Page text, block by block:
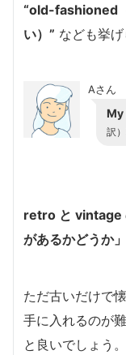
“old-fashioned
い）” なども挙げ
Aさん
訳
retro と vintage
があるかどうか」
ただ古いだけで
手に入れるのが
と良いでしょう。